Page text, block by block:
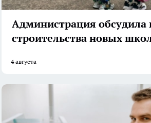
Администрация обсудила
строительства новых
4 августа